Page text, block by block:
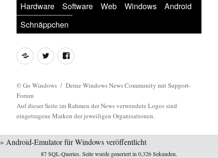
Hardware Software Web Windows
Android
Schnäppchen
Feed TwitterFacebook
©Go Windows
Deine Windows News Community mit Support-
Forum
Auf dieser Seite im Rahmen der News verwendete Logos sind
eingetragene Marken der jeweiligen Organisationen.
» Android-Emulator für Windows veröffentlicht
87 SQL-Queries. Seite wurde generiert in 0,326 Sekunden.